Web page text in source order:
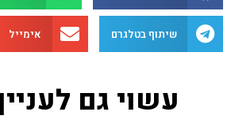
שיתוף בטלגרם אימייל
עשוי גם